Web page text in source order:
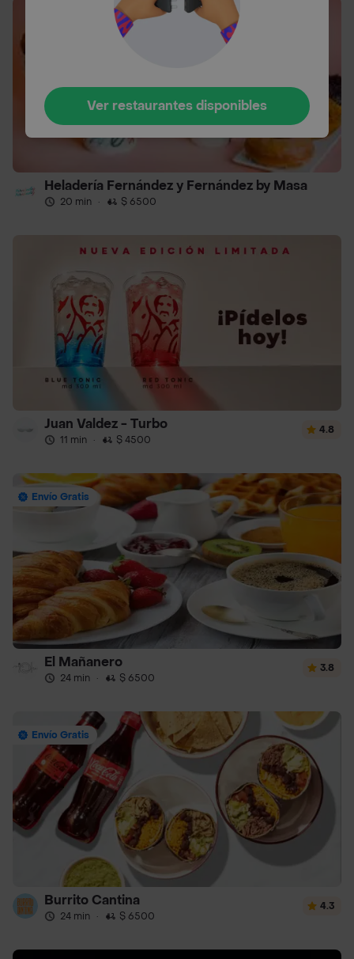
Heladería Fernández y Fernández by Masa
20 min · $ 6500
Juan Valdez - Turbo
11 min · $ 4500
4.8
Envío Gratis
El Mañanero
24 min · $ 6500
3.8
Envío Gratis
Burrito Cantina
24 min · $ 6500
4.3
Ver restaurantes disponibles